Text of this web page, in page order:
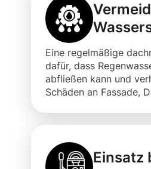
Eine regelmäßige
dafür, dass
abfließen kann und
Schäden an Fassade,
Einsatz